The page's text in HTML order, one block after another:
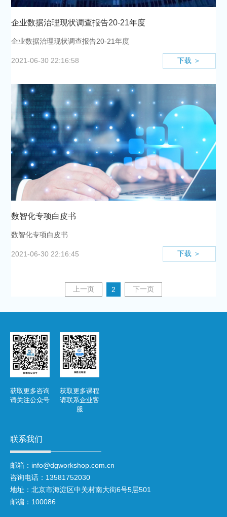
企业数据治理现状调查报告20-21年度
企业数据治理现状调查报告20-21年度
2021-06-30 22:16:58 下载 ＞
数智化专项白皮书
数智化专项白皮书
2021-06-30 22:16:45 下载 ＞
上一页 2 下一页
获取更多咨询
请关注公众号
获取更多课程
请联系企业客
服
联系我们
邮箱：info@dgworkshop.com.cn
咨询电话：13581752030
地址：北京市海淀区中关村南大街6号5层501
邮编：100086